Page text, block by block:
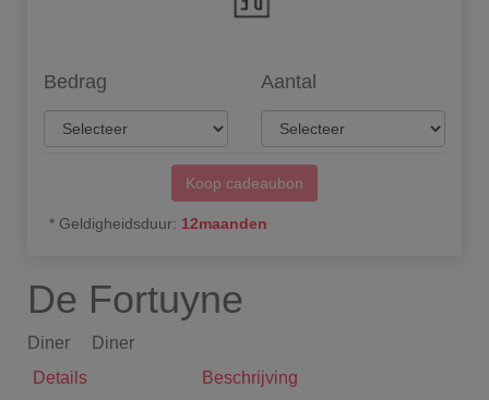
Bedrag Aantal
Koop cadeaubon
* Geldigheidsduur: 12maanden
De Fortuyne
Diner
Diner
Details
Beschrijving